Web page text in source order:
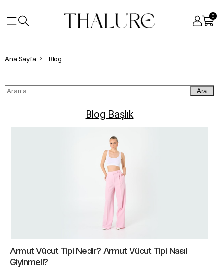
0
Ana Sayfa Blog
Ara
Blog Başlık
Armut Vücut Tipi Nedir? Armut Vücut Tipi Nasıl
Giyinmeli?